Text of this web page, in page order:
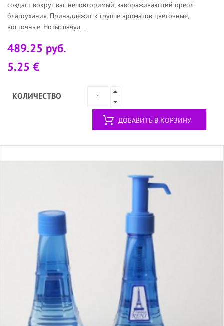
создаст вокруг вас неповторимый, завораживающий ореол
благоухания. Принадлежит к группе ароматов цветочные,
восточные. Ноты: пачул...
489.25 руб.
5.25 €
КОЛИЧЕСТВО
ДОБАВИТЬ В КОРЗИНУ